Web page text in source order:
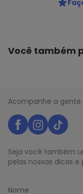
Você também
Acompanhe a gente
Seja você também
pelas nossas dicas
Nome